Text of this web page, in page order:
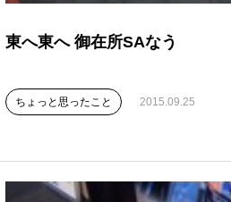
東へ東へ 御在所SAなう
ちょっと思ったこと 2015.09.25